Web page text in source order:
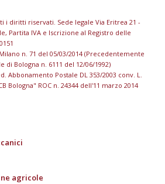
i diritti riservati. Sede legale Via Eritrea 21 -
Partita IVA e Iscrizione al Registro delle
n. 71 del 05/03/2014 (Precedentemente
di Bologna n. 6111 del 12/06/1992)
Abbonamento Postale DL 353/2003 conv. L.
Bologna" ROC n. 24344 dell'11 marzo 2014
agricole